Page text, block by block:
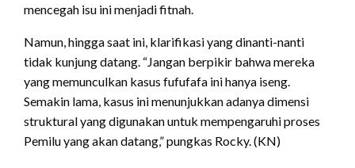
mencegah isu ini menjadi fitnah.
Namun, hingga saat ini, klarifikasi yang dinanti-nanti
tidak kunjung datang. “Jangan berpikir bahwa mereka
yang memunculkan kasus fufufafa ini hanya iseng.
Semakin lama, kasus ini menunjukkan adanya dimensi
struktural yang digunakan untuk mempengaruhi proses
Pemilu yang akan datang,” pungkas Rocky. (KN)